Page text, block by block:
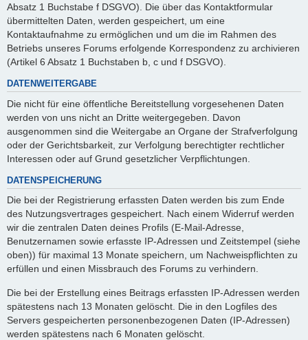
Absatz 1 Buchstabe f DSGVO). Die über das Kontaktformular
übermittelten Daten, werden gespeichert, um eine
Kontaktaufnahme zu ermöglichen und um die im Rahmen des
Betriebs unseres Forums erfolgende Korrespondenz zu archivieren
(Artikel 6 Absatz 1 Buchstaben b, c und f DSGVO).
DATENWEITERGABE
Die nicht für eine öffentliche Bereitstellung vorgesehenen Daten
werden von uns nicht an Dritte weitergegeben. Davon
ausgenommen sind die Weitergabe an Organe der Strafverfolgung
oder der Gerichtsbarkeit, zur Verfolgung berechtigter rechtlicher
Interessen oder auf Grund gesetzlicher Verpflichtungen.
DATENSPEICHERUNG
Die bei der Registrierung erfassten Daten werden bis zum Ende
des Nutzungsvertrages gespeichert. Nach einem Widerruf werden
wir die zentralen Daten deines Profils (E-Mail-Adresse,
Benutzernamen sowie erfasste IP-Adressen und Zeitstempel (siehe
oben)) für maximal 13 Monate speichern, um Nachweispflichten zu
erfüllen und einen Missbrauch des Forums zu verhindern.
Die bei der Erstellung eines Beitrags erfassten IP-Adressen werden
spätestens nach 13 Monaten gelöscht. Die in den Logfiles des
Servers gespeicherten personenbezogenen Daten (IP-Adressen)
werden spätestens nach 6 Monaten gelöscht.